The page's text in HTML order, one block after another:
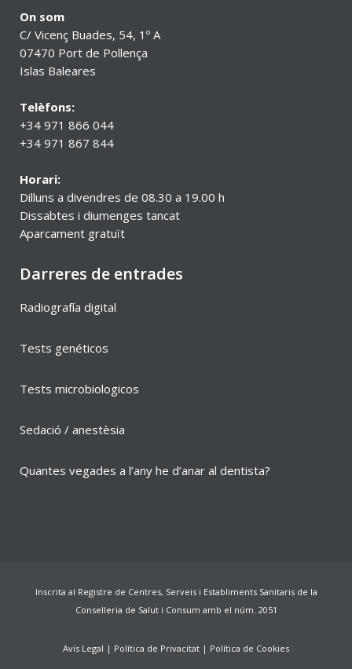
On som
C/ Vicenç Buades, 54, 1º A
07470 Port de Pollença
Islas Baleares
Telèfons:
+34 971 866 044
+34 971 867 844
Horari:
Dilluns a divendres de 08.30 a 19.00 h
Dissabtes i diumenges tancat
Aparcament gratuït
Darreres de entrades
Radiografía digital
Tests genéticos
Tests microbiologicos
Sedació / anestèsia
Quantes vegades a l’any he d’anar al dentista?
Inscrita al Registre de Centres, Serveis i Establiments Sanitaris de la
Conselleria de Salut i Consum amb el núm. 2051
Avís Legal | Política de Privacitat | Política de Cookies